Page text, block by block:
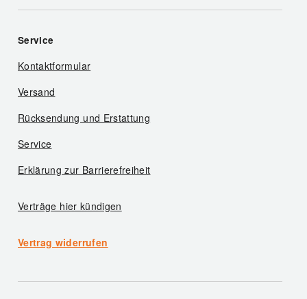
Service
Kontaktformular
Versand
Rücksendung und Erstattung
Service
Erklärung zur Barrierefreiheit
Verträge hier kündigen
Vertrag widerrufen